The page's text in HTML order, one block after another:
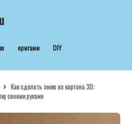
оригами
DIY
Как сделать змею из картона 3D:
своими руками